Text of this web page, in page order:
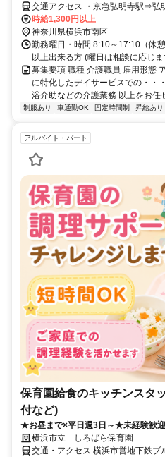
交通アクセス ・京急弘明寺駅⇒弘
車徒歩約3分もしくは、京急弘明
乗車にて約10分 ・戸塚駅⇒バス乗
時給1,300円以上
神奈川県横浜市南区
勤務曜日・時間 8:10～17:10（休
以上出来る方 (曜日は相談に応じま
募集要項 職種 介護職員 雇用形態
に特化したデイサービスでの・・
浴介助などの介護業務 以上をお
制服あり 車通勤OK 固定時間制 昇給あり
アルバイト・パート
保育園給食のキッチンスタ
付など)
★お昼まで×平日週3日～★未経験歓
横浜市立 しろばら保育園
交通・アクセス 横浜市営地下鉄